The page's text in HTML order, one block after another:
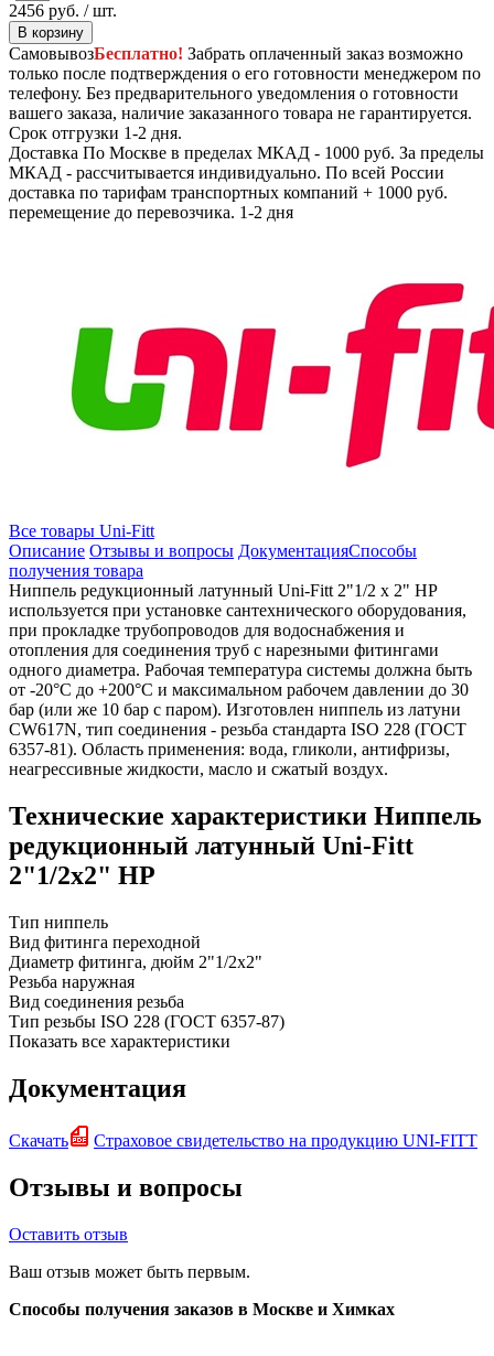
2456 руб. / шт.
В корзину
СамовывозБесплатно! Забрать оплаченный заказ возможно
только после подтверждения о его готовности менеджером по
телефону. Без предварительного уведомления о готовности
вашего заказа, наличие заказанного товара не гарантируется.
Срок отгрузки 1-2 дня.
Доставка По Москве в пределах МКАД - 1000 руб. За пределы
МКАД - рассчитывается индивидуально. По всей России
доставка по тарифам транспортных компаний + 1000 руб.
перемещение до перевозчика. 1-2 дня
Все товары Uni-Fitt
Описание Отзывы и вопросы ДокументацияСпособы
получения товара
Ниппель редукционный латунный Uni-Fitt 2"1/2 x 2" НР
используется при установке сантехнического оборудования,
при прокладке трубопроводов для водоснабжения и
отопления для соединения труб с нарезными фитингами
одного диаметра. Рабочая температура системы должна быть
от -20°C до +200°C и максимальном рабочем давлении до 30
бар (или же 10 бар с паром). Изготовлен ниппель из латуни
CW617N, тип соединения - резьба стандарта ISO 228 (ГОСТ
6357-81). Область применения: вода, гликоли, антифризы,
неагрессивные жидкости, масло и сжатый воздух.
Технические характеристики Ниппель
редукционный латунный Uni-Fitt
2"1/2x2" НР
Тип ниппель
Вид фитинга переходной
Диаметр фитинга, дюйм 2"1/2x2"
Резьба наружная
Вид соединения резьба
Тип резьбы ISO 228 (ГОСТ 6357-87)
Показать все характеристики
Документация
Скачать Страховое свидетельство на продукцию UNI-FITT
Отзывы и вопросы
Оставить отзыв
Ваш отзыв может быть первым.
Способы получения заказов в Москве и Химках